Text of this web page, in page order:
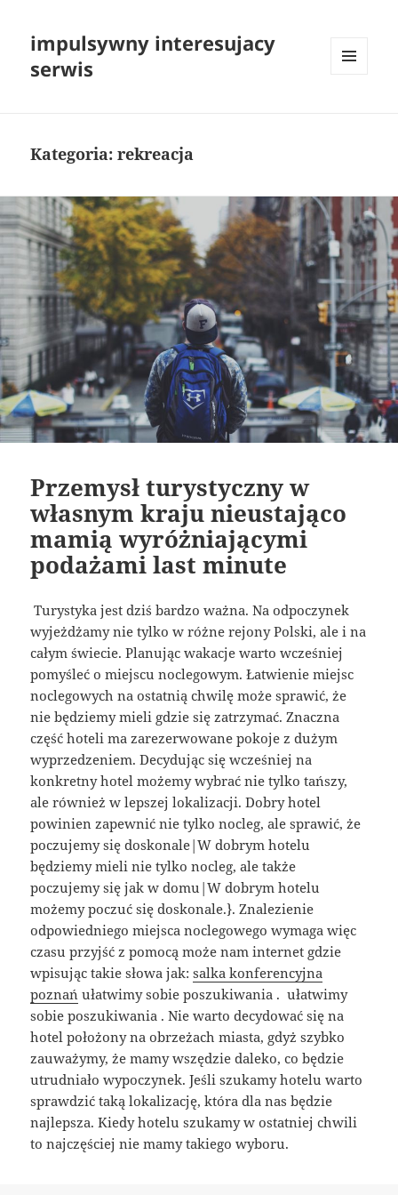
impulsywny interesujacy
serwis
Kategoria:rekreacja
Przemysł turystyczny w
własnym kraju nieustająco
mamią wyróżniającymi
podażami last minute
Turystyka jest dziś bardzo ważna. Na odpoczynek
wyjeżdżamy nie tylko w różne rejony Polski, ale i na
całym świecie. Planując wakacje warto wcześniej
pomyśleć o miejscu noclegowym. Łatwienie miejsc
noclegowych na ostatnią chwilę może sprawić, że
nie będziemy mieli gdzie się zatrzymać. Znaczna
część hoteli ma zarezerwowane pokoje z dużym
wyprzedzeniem. Decydując się wcześniej na
konkretny hotel możemy wybrać nie tylko tańszy,
ale również w lepszej lokalizacji. Dobry hotel
powinien zapewnić nie tylko nocleg, ale sprawić, że
poczujemy się doskonale|W dobrym hotelu
będziemy mieli nie tylko nocleg, ale także
poczujemy się jak w domu|W dobrym hotelu
możemy poczuć się doskonale.}. Znalezienie
odpowiedniego miejsca noclegowego wymaga więc
czasu przyjść z pomocą może nam internet gdzie
wpisując takie słowa jak:salka konferencyjna
poznań ułatwimy sobie poszukiwania . ułatwimy
sobie poszukiwania . Nie warto decydować się na
hotel położony na obrzeżach miasta, gdyż szybko
zauważymy, że mamy wszędzie daleko, co będzie
utrudniało wypoczynek. Jeśli szukamy hotelu warto
sprawdzić taką lokalizację, która dla nas będzie
najlepsza. Kiedy hotelu szukamy w ostatniej chwili
to najczęściej nie mamy takiego wyboru.